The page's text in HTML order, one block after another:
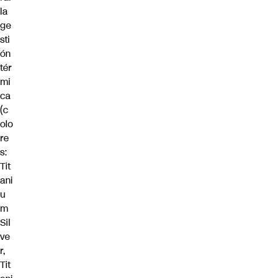
la
ge
sti
ón
tér
mi
ca
(c
olo
re
s:
Tit
ani
u
m
Sil
ve
r,
Tit